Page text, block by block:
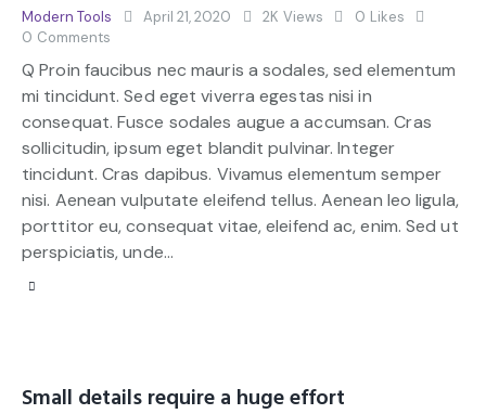
Modern Tools April 21, 2020 2K Views 0 Likes
0 Comments
Q Proin faucibus nec mauris a sodales, sed elementum
mi tincidunt. Sed eget viverra egestas nisi in
consequat. Fusce sodales augue a accumsan. Cras
sollicitudin, ipsum eget blandit pulvinar. Integer
tincidunt. Cras dapibus. Vivamus elementum semper
nisi. Aenean vulputate eleifend tellus. Aenean leo ligula,
porttitor eu, consequat vitae, eleifend ac, enim. Sed ut
perspiciatis, unde…
Small details require a huge effort